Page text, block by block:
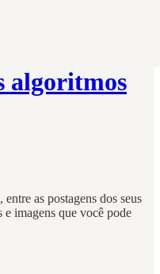
algoritmos
as postagens dos seus
e imagens que você pode